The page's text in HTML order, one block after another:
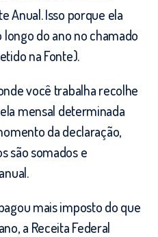
Anual. Isso porque ela
longo do ano no chamado
na Fonte).
você trabalha recolhe
mensal determinada
da declaração,
são somados e
mais imposto do que
a Receita Federal